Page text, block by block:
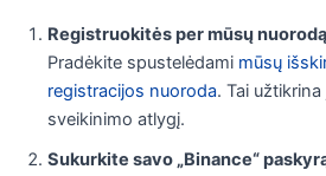
Registruokitės per mūsų nuorodą
Pradėkite spustelėdami mūsų
registracijos nuoroda. Tai
sveikinimo atlygį.
Sukurkite savo „Binance“